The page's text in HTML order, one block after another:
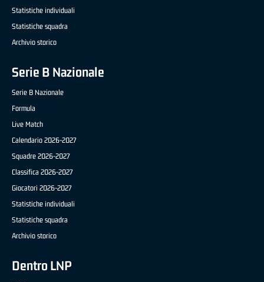
Statistiche individuali
Statistiche squadra
Archivio storico
Serie B Nazionale
Serie B Nazionale
Formula
Live Match
Calendario 2026-2027
Squadre 2026-2027
Classifica 2026-2027
Giocatori 2026-2027
Statistiche individuali
Statistiche squadra
Archivio storico
Dentro LNP